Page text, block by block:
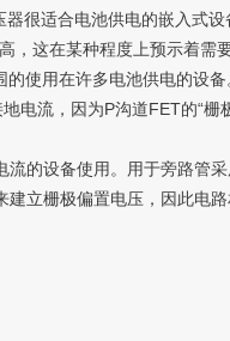
很适合电池供电的嵌入式
这在某种程度上预示着需
用在许多电池供电的设
电流，因为P沟道FET的“
设备使用。用于旁路管
立栅极偏置电压，因此电